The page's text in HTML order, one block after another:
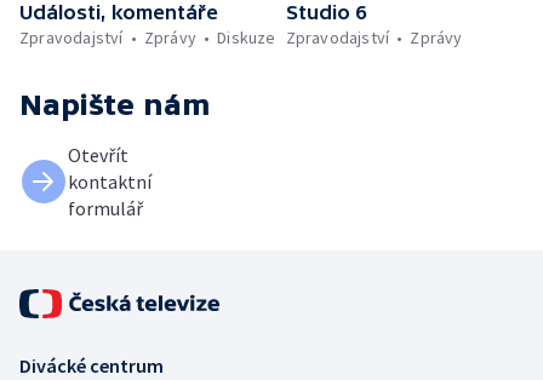
Události, komentáře
Zpravodajství
Zprávy Diskuze
Studio 6
Zpravodajství
Zprávy
Napište nám
Otevřít
kontaktní
formulář
Divácké centrum